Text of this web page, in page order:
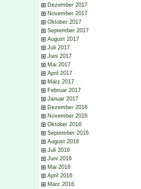
Dezember 2017
November 2017
Oktober 2017
September 2017
August 2017
Juli 2017
Juni 2017
Mai 2017
April 2017
März 2017
Februar 2017
Januar 2017
Dezember 2016
November 2016
Oktober 2016
September 2016
August 2016
Juli 2016
Juni 2016
Mai 2016
April 2016
März 2016